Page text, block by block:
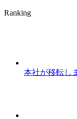
Ranking
本社が移転し